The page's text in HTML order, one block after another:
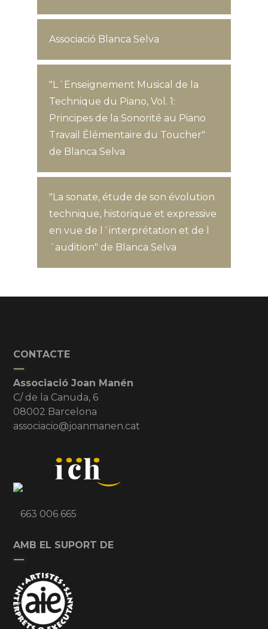
Associació Blanca Selva
"L´Enseignement Musical de la
Technique du Piano, Vol. 1:
Principes de la Sonorité au Piano
Travail Élémentaire du Toucher"
de Blanca Selva
"La sonate, étude de son évolution
technique, historique et expressive
en vue de l´interprétation et de l
´audition" de Blanca Selva
CONTACTE
Associació Joan Manén
C/ de la Canuda, 6
08002 Barcelona
associacio@joanmanen.cat
663 006 665
AMB EL SUPORT DE